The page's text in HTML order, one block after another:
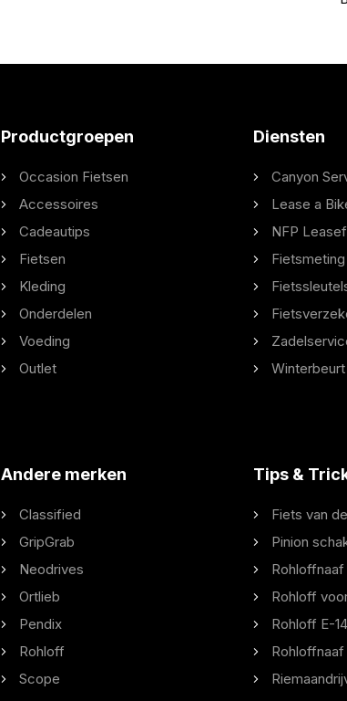
Productgroepen
Occasion Fietsen
Accessoires
Cadeautips
Fietsen
Kleding
Onderdelen
Voeding
Outlet
Diensten
Canyon
Lease a
NFP
Fietsmeting
Winterbeurt
Andere merken
Classified
GripGrab
Neodrives
Ortlieb
Pendix
Rohloff
Scope
Tips &
Fiets van
Pinion
Rohloff
Rohloff E-14